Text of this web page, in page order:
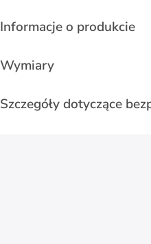
Informacje o produkcie
Wymiary
Szczegóły dotyczące